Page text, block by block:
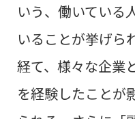
いう、働いている
いることが挙げら
経て、様々な企業
を経験したことが